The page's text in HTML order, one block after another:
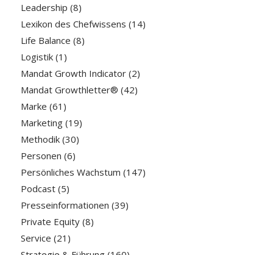
Leadership (8)
Lexikon des Chefwissens (14)
Life Balance (8)
Logistik(1)
Mandat Growth Indicator(2)
Mandat Growthletter® (42)
Marke (61)
Marketing(19)
Methodik(30)
Personen (6)
Persönliches Wachstum (147)
Podcast(5)
Presseinformationen (39)
Private Equity(8)
Service (21)